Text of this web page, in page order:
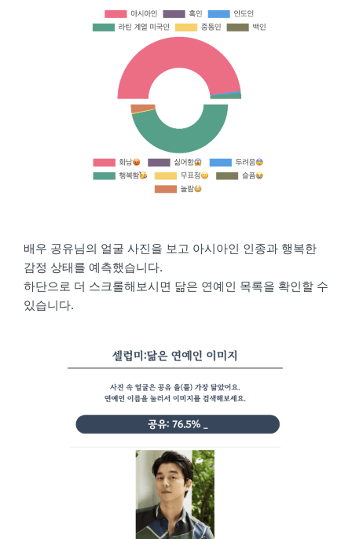
배우 공유님의 얼굴 사진을 보고 아시아인 인종과 행복한
감정 상태를 예측했습니다.
하단으로 더 스크롤해보시면 닮은 연예인 목록을 확인할 수
있습니다.